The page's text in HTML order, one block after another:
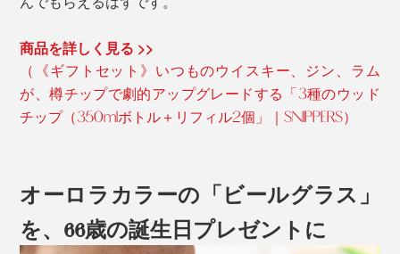
商品を詳しく見る >>
（《ギフトセット》いつものウイスキー、ジン、ラム
が、樽チップで劇的アップグレードする「3種のウッド
チップ（350mlボトル＋リフィル2個」｜SNIPPERS）
オーロラカラーの「ビールグラス」
を、66歳の誕生日プレゼントに